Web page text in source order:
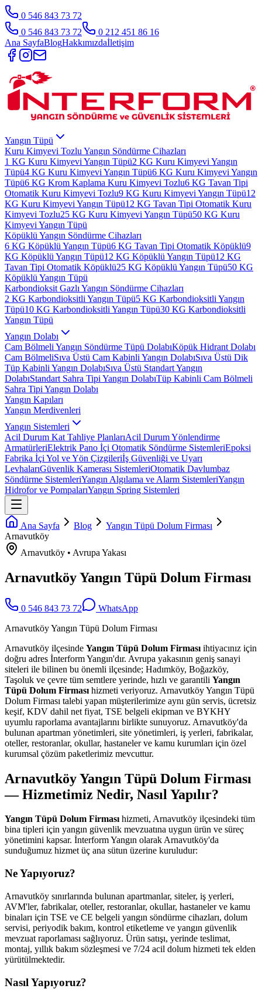
0 546 843 73 72
0 546 843 73 72
0 212 451 86 16
Ana SayfaBlogHakkımızdaİletişim
Yangın Tüpü
Kuru Kimyevi Tozlu Yangın Söndürme Cihazları
1 KG Kuru Kimyevi Yangın Tüpü2 KG Kuru Kimyevi Yangın
Tüpü4 KG Kuru Kimyevi Yangın Tüpü6 KG Kuru Kimyevi Yangın
Tüpü6 KG Krom Kaplama Kuru Kimyevi Tozlu6 KG Tavan Tipi
Otomatik Kuru Kimyevi Tozlu9 KG Kuru Kimyevi Yangın Tüpü12
KG Kuru Kimyevi Yangın Tüpü12 KG Tavan Tipi Otomatik Kuru
Kimyevi Tozlu25 KG Kuru Kimyevi Yangın Tüpü50 KG Kuru
Kimyevi Yangın Tüpü
Köpüklü Yangın Söndürme Cihazları
6 KG Köpüklü Yangın Tüpü6 KG Tavan Tipi Otomatik Köpüklü9
KG Köpüklü Yangın Tüpü12 KG Köpüklü Yangın Tüpü12 KG
Tavan Tipi Otomatik Köpüklü25 KG Köpüklü Yangın Tüpü50 KG
Köpüklü Yangın Tüpü
Karbondioksit Gazlı Yangın Söndürme Cihazları
2 KG Karbondioksitli Yangın Tüpü5 KG Karbondioksitli Yangın
Tüpü10 KG Karbondioksitli Yangın Tüpü30 KG Karbondioksitli
Yangın Tüpü
Yangın Dolabı
Cam Bölmeli Yangın Söndürme Tüpü DolabıKöpük Hidrant Dolabı
Cam BölmeliSıva Üstü Cam Kabinli Yangın DolabıSıva Üstü Dik
Tüp Kabinli Yangın DolabıSıva Üstü Standart Yangın
DolabıStandart Sahra Tipi Yangın DolabıTüp Kabinli Cam Bölmeli
Sahra Tipi Yangın Dolabı
Yangın Kapıları
Yangın Merdivenleri
Yangın Sistemleri
Acil Durum Kat Tahliye PlanlarıAcil Durum Yönlendirme
ArmatürleriElektrik Pano İçi Otomatik Söndürme SistemleriEpoksi
Fabrika İçi Yol ve Yön Çizgileriİş Güvenliği ve Uyarı
LevhalarıGüvenlik Kamerası SistemleriOtomatik Davlumbaz
Söndürme SistemleriYangın Algılama ve Alarm SistemleriYangın
Hidrofor ve PompalarıYangın Spring Sistemleri
Ana Sayfa Blog
Yangın Tüpü Dolum Firması
Arnavutköy
Arnavutköy • Avrupa Yakası
Arnavutköy Yangın Tüpü Dolum Firması
0 546 843 73 72
WhatsApp
Arnavutköy Yangın Tüpü Dolum Firması
Arnavutköy ilçesinde Yangın Tüpü Dolum Firması ihtiyacınız için
doğru adres İnterform Yangın'dır. Avrupa yakasının geniş sanayi
siteleri ile bilinen bu önemli ilçesinde; Hadımköy, Boğazköy,
Taşoluk ve çevre tüm semtlere yerinde, hızlı ve garantili Yangın
Tüpü Dolum Firması hizmeti veriyoruz. Arnavutköy Yangın Tüpü
Dolum Firması talebi yapan müşterilerimize aynı gün servis, ücretsiz
keşif, KDV dahil net fiyat, TSE belgeli ekipman ve BYKHY
uyumlu raporlama avantajlarını birlikte sunuyoruz. Arnavutköy'da
bulunan apartman yönetimleri, site yönetimleri, iş yerleri, fabrikalar,
oteller, restoranlar, okullar, hastaneler ve kamu kurumları için özel
kurumsal çözüm paketlerimiz mevcuttur.
Arnavutköy Yangın Tüpü Dolum Firması
— Hizmetimiz Nedir, Nasıl Yapılır?
Yangın Tüpü Dolum Firmasıhizmeti, Arnavutköy ilçesindeki tüm
bina tipleri için yangın güvenlik mevzuatına uygun ürün ve süreç
yönetimini kapsar. İnterform Yangın olarak Arnavutköy'da
sunduğumuz hizmet üç ana sütun üzerine kuruludur:
Ne Yapıyoruz?
Arnavutköy sınırlarında bulunan apartmanlar, siteler, iş yerleri,
AVM'ler, fabrikalar, oteller, restoranlar, okullar, hastaneler ve kamu
binaları için TSE ve CE belgeli yangın söndürme cihazları, dolum
servisi, periyodik bakım, kontrol etiketleme ve yangın güvenlik
mevzuat raporlaması sağlıyoruz. Ürün satışı, yerinde teslimat,
montaj, yıllık bakım sözleşmesi ve 7/24 acil dolum hizmeti tek elden
yürütülmektedir.
Nasıl Yapıyoruz?